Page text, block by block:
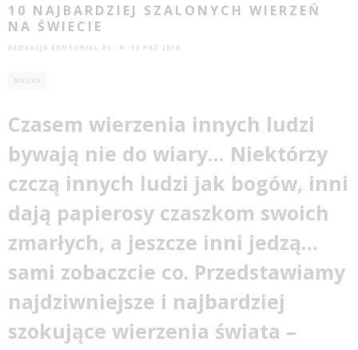
10 NAJBARDZIEJ SZALONYCH WIERZEŃ
NA ŚWIECIE
REDAKCJA EDUTORIAL.PL 13 PAŹ 2016
NAUKA
Czasem wierzenia innych ludzi
bywają nie do wiary… Niektórzy
czczą innych ludzi jak bogów, inni
dają papierosy czaszkom swoich
zmarłych, a jeszcze inni jedzą…
sami zobaczcie co. Przedstawiamy
najdziwniejsze i najbardziej
szokujące wierzenia świata –